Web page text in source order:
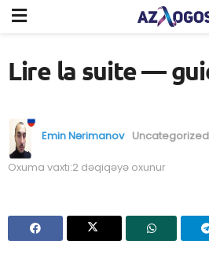
Lire la suite —
Emin Nərimanov Uncategorized
Oxuma vaxtı:2 dəqiqəyə oxunur